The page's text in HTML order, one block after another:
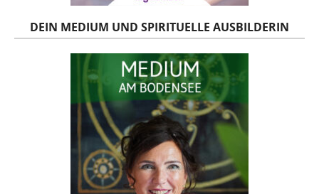
DEIN MEDIUM UND SPIRITUELLE AUSBILDERIN